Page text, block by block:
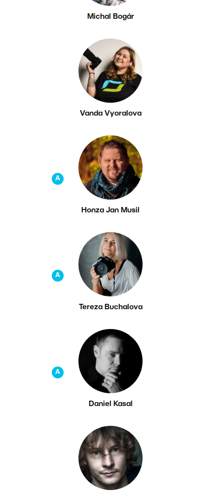
Michal Bogár
Vanda Vyoralova
A
Honza Jan Musil
A
Tereza Buchalova
A
Daniel Kasal